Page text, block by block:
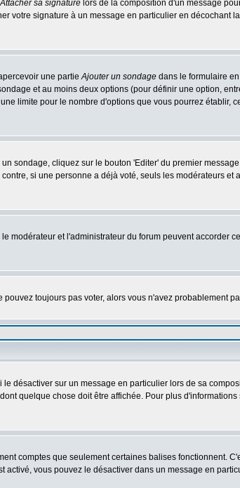
Attacher sa signature lors de la composition d'un message
votre signature à un message en particulier en décochant
une partieAjouter un sondage dans le formulaire
et au moins deux options (pour définir une option,
limite pour le nombre d'options que vous pourrez établir,
sondage, cliquez sur le bouton 'Editer' du premier
si une personne a déjà voté, seuls les modérateurs et
modérateur et l'administrateur du forum peuvent accorder
toujours pas voter, alors vous n'avez probablement
désactiver sur un message en particulier lors de sa
quelque chose doit être affichée. Pour plus
comptes que seulement certaines balises fonctionnent.
vous pouvez le désactiver dans un message en